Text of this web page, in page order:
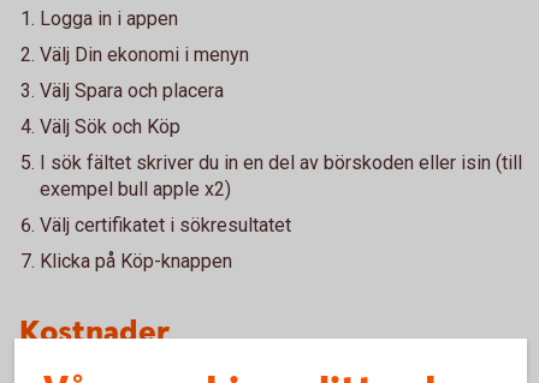
Logga in i appen
Välj Din ekonomi i menyn
Välj Spara och placera
Välj Sök och Köp
I sök fältet skriver du in en del av börskoden eller isin (till
exempel bull apple x2)
Välj certifikatet i sökresultatet
Klicka på Köp-knappen
Kostnader